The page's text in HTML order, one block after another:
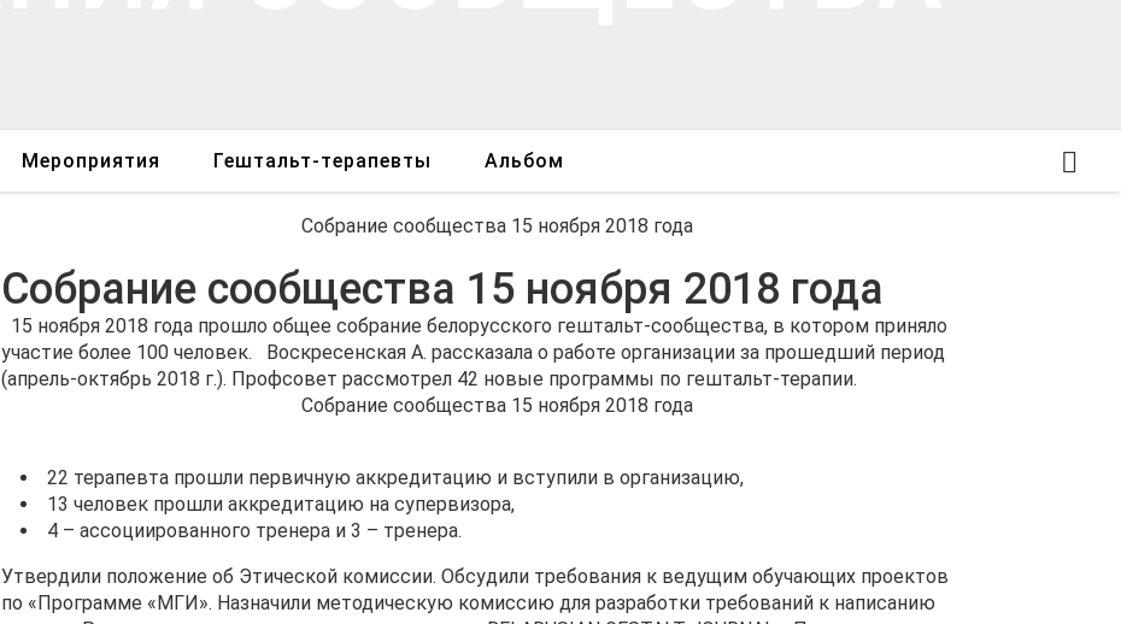
Мероприятия Гештальт-терапевты Альбом
Собрание сообщества 15 ноября 2018 года
15 ноября 2018 года прошло общее собрание белорусского гештальт-сообщества, в котором приняло
участие более 100 человек. Воскресенская А. рассказала о работе организации за прошедший период
(апрель-октябрь 2018 г.). Профсовет рассмотрел 42 новые программы по гештальт-терапии.
22 терапевта прошли первичную аккредитацию и вступили в организацию,
13 человек прошли аккредитацию на супервизора,
4 – ассоциированного тренера и 3 – тренера.
Утвердили положение об Этической комиссии. Обсудили требования к ведущим обучающих проектов
по «Программе «МГИ». Назначили методическую комиссию для разработки требований к написанию